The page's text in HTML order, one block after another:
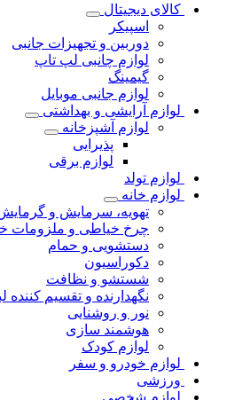
کالای دیجیتال
اسپیکر
دوربین و تجهیزات جانبی
لوازم چانبی لپ تاپ
گیمینگ
لوازم جانبی موبایل
لوازم آرایشی و بهداشتی
لوازم آشپزخانه
پذیرایی
لوازم برقی
لوازم تولد
لوازم خانه
تهویه، سرمایش و
چرخ خیاطی و ملزومات
دستشویی و حمام
دکوراسیون
شستشو و نظافت
نگهدارنده و تقسیم کننده
نور و روشنایی
هوشمند سازی
لوازم کودک
لوازم خودرو و سفر
ورزشی
لوازم شخصی